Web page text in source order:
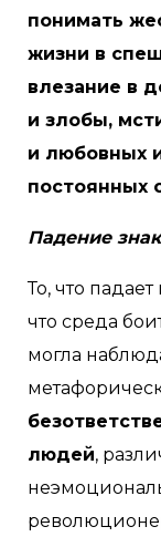
понимать
жизни в
влезание в
и злобы,
и любовных
постоянных
Падение
То, что
что среда
могла
людей,